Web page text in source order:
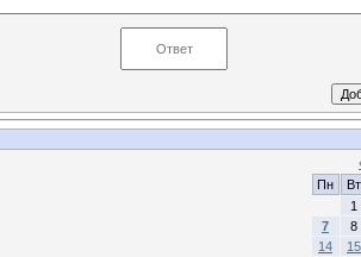
Пн
Вт
1
7
8
14
15